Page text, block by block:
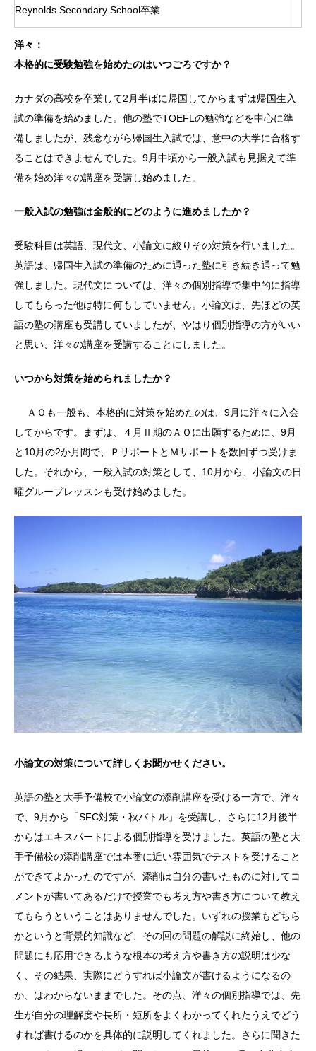
Reynolds Secondary School卒業
洋々：
本格的に受験勉強を始めたのはいつごろですか？
カナダの高校を卒業して2月半ばに帰国してからまずは帰国生入
試の準備を始めました。他の塾でTOEFLの勉強などを中心に準
備しましたが、残念ながら帰国生入試では、意中の大学に合格す
ることはできませんでした。9月中頃から一般入試も見据えて準
備を始め洋々の講座を受講し始めました。
一般入試の勉強は全般的にどのように進めましたか？
受験科目は英語、現代文、小論文に絞りその対策を行いました。
英語は、帰国生入試の準備のために通った塾に引き続き通って勉
強しました。現代文については、洋々の個別指導で集中的に指導
してもらった他は特に何もしていません。小論文は、先ほどの英
語の塾の講座も受講していましたが、やはり個別指導の方がいい
と思い、洋々の講座を受講することにしました。
いつから対策を始められましたか？
ＡＯも一般も、本格的に対策を始めたのは、9月に洋々に入会
してからです。まずは、４月Ⅱ期のＡＯに出願するために、9月
と10月の2か月間で、ＰサポートとＭサポートを数回ずつ受けま
した。それから、一般入試の対策として、10月から、小論文の日
曜グループレッスンも受け始めました。
小論文の対策について詳しくお聞かせください。
英語の塾と大手予備校で小論文の添削講座を受ける一方で、洋々
で、9月から「SFC対策・秋バトル」を受講し、さらに12月後半
からはエキスパートによる個別指導を受けました。英語の塾と大
手予備校の添削講座では本番に近い雰囲気でテストを受けること
ができてよかったのですが、添削は自分の書いたものに対してコ
メントが書いてあるだけで授業でも考え方や書き方について教え
てもらうということはありませんでした。いずれの授業もどちら
かというと背景的知識など、その回の問題の解説に終始し、他の
問題にも応用できるような根本の考え方や書き方の説明は少な
く、その結果、実際にどうすれば小論文が書けるようになるの
か、はわからないままでした。その点、洋々の個別指導では、先
生が自分の理解度や長所・短所をよくわかってくれたうえでどう
すれば書けるのかを具体的に説明してくれました。さらに聞きた